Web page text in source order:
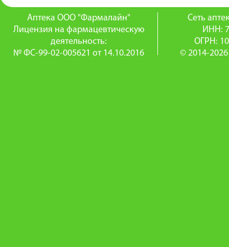
Аптека ООО "Фармалайн"
Лицензия на фармацевтическую
деятельность:
№ ФС-99-02-005621 от 14.10.2016
Сеть
ИНН:
ОГРН:
© 2014-